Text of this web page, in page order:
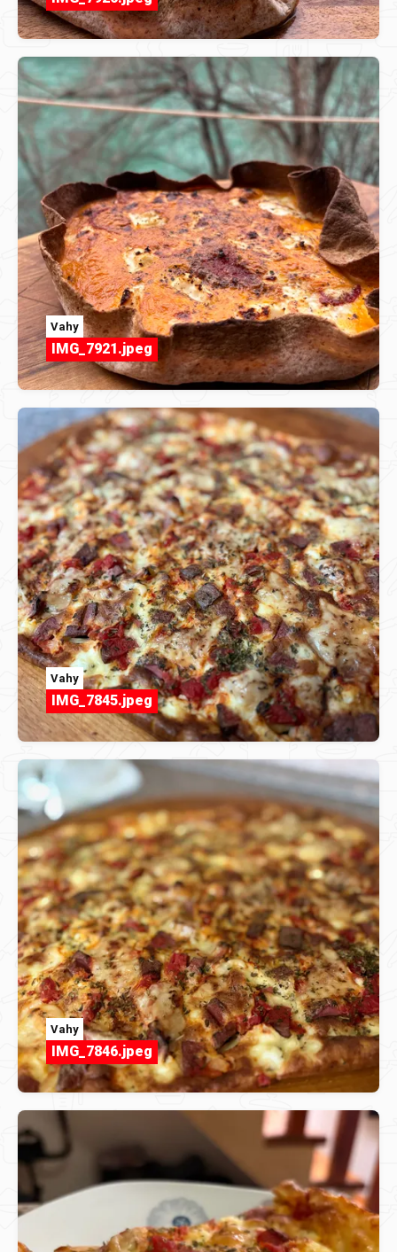
Vahy
IMG_7921.jpeg
Vahy
IMG_7845.jpeg
Vahy
IMG_7846.jpeg